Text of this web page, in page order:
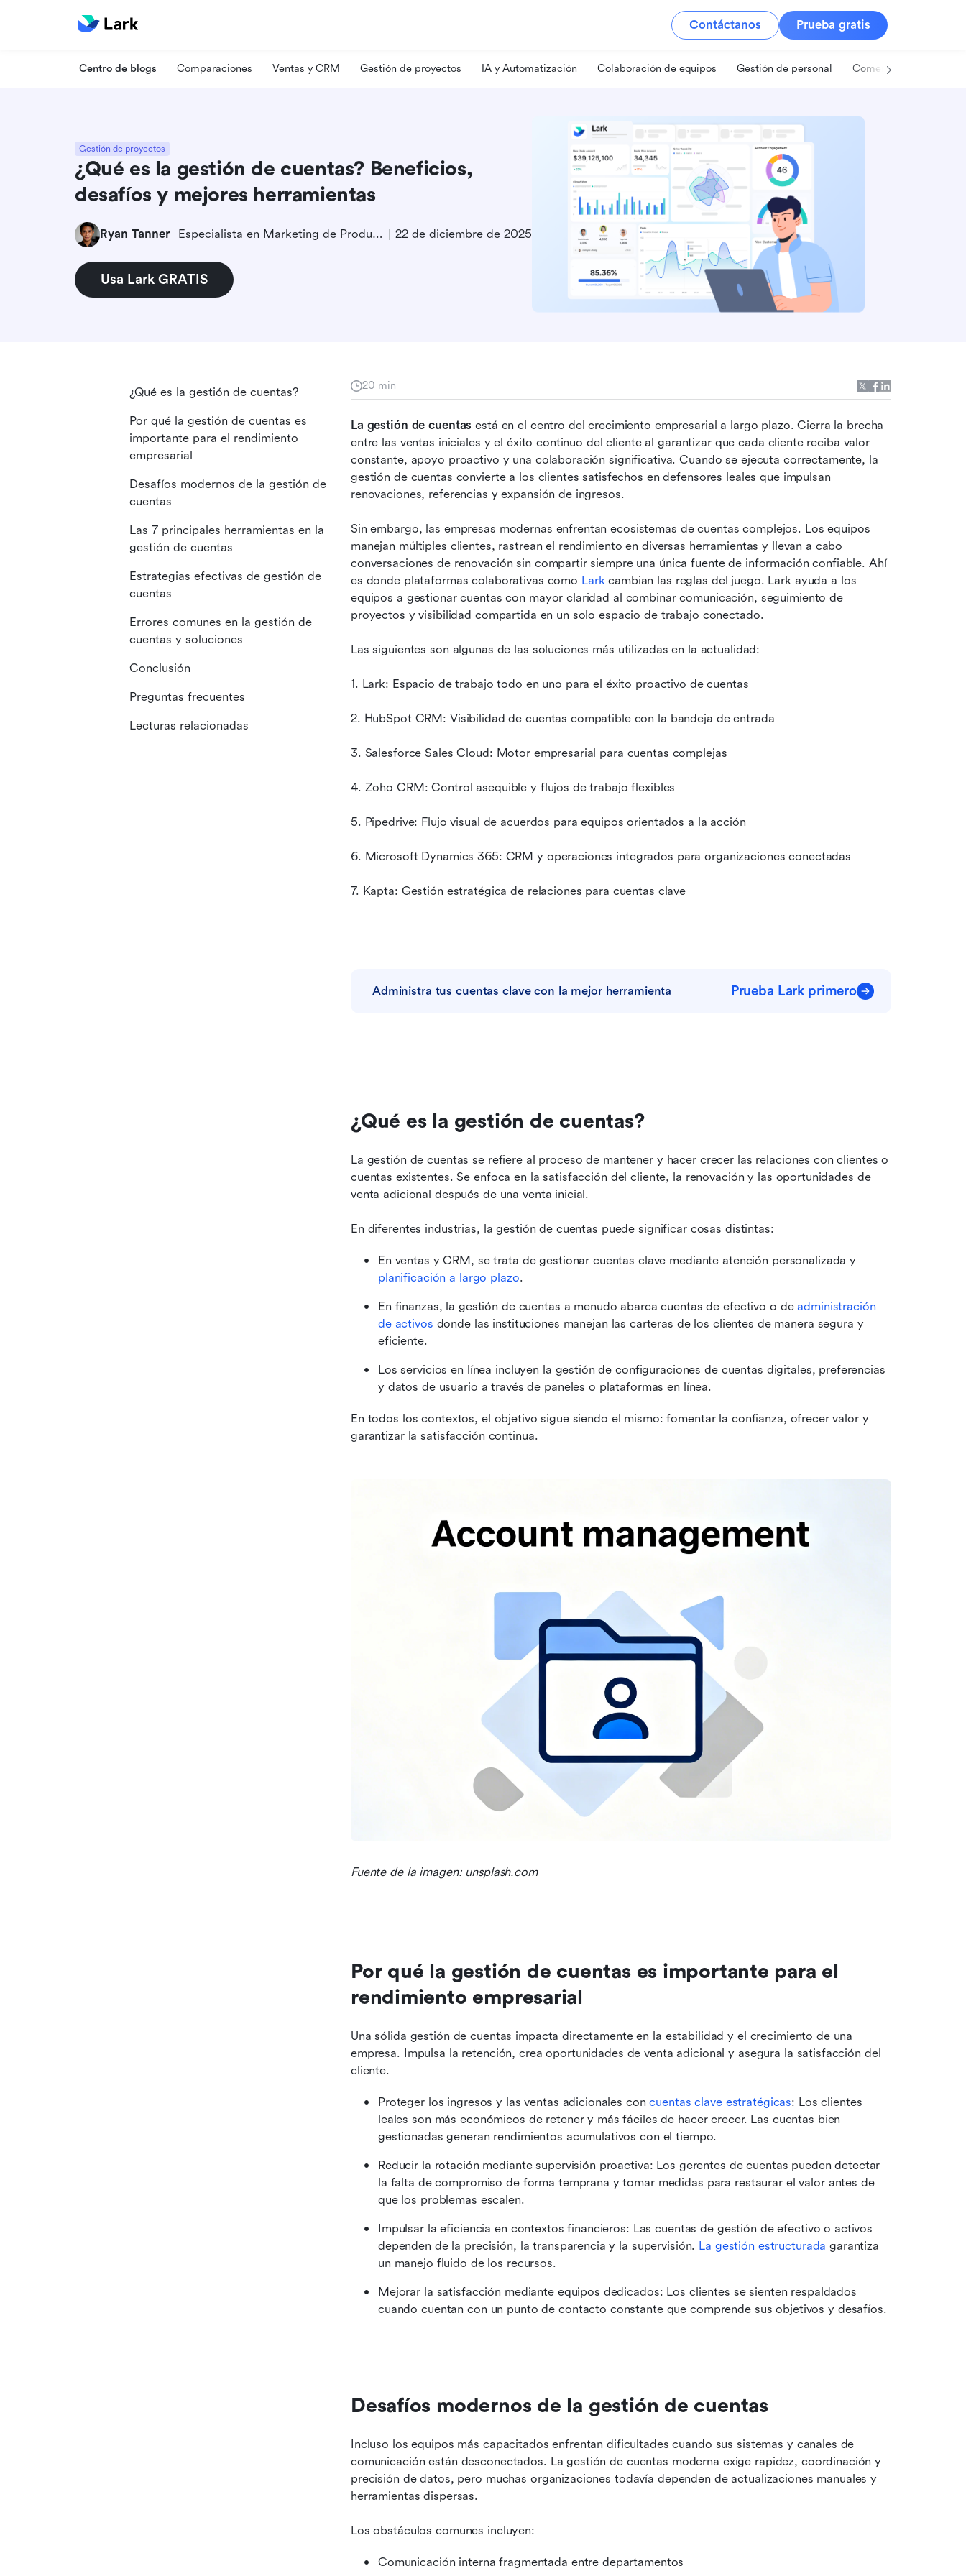
Contáctanos Prueba gratis
Centro de blogs Comparaciones Ventas y CRM Gestión de proyectos IA y Automatización Colaboración de equipos Gestión de personal Comercio minorista
Gestión de proyectos
¿Qué es la gestión de cuentas? Beneficios,
desafíos y mejores herramientas
Ryan Tanner Especialista en Marketing de Producto 22 de diciembre de 2025
Usa Lark GRATIS
20 min
La gestión de cuentas está en el centro del crecimiento empresarial a largo plazo. Cierra la brecha
entre las ventas iniciales y el éxito continuo del cliente al garantizar que cada cliente reciba valor
constante, apoyo proactivo y una colaboración significativa. Cuando se ejecuta correctamente, la
gestión de cuentas convierte a los clientes satisfechos en defensores leales que impulsan
renovaciones, referencias y expansión de ingresos.
Sin embargo, las empresas modernas enfrentan ecosistemas de cuentas complejos. Los equipos
manejan múltiples clientes, rastrean el rendimiento en diversas herramientas y llevan a cabo
conversaciones de renovación sin compartir siempre una única fuente de información confiable. Ahí
es donde plataformas colaborativas como Lark cambian las reglas del juego. Lark ayuda a los
equipos a gestionar cuentas con mayor claridad al combinar comunicación, seguimiento de
proyectos y visibilidad compartida en un solo espacio de trabajo conectado.
Las siguientes son algunas de las soluciones más utilizadas en la actualidad:
1. Lark: Espacio de trabajo todo en uno para el éxito proactivo de cuentas
2. HubSpot CRM: Visibilidad de cuentas compatible con la bandeja de entrada
3. Salesforce Sales Cloud: Motor empresarial para cuentas complejas
4. Zoho CRM: Control asequible y flujos de trabajo flexibles
5. Pipedrive: Flujo visual de acuerdos para equipos orientados a la acción
6. Microsoft Dynamics 365: CRM y operaciones integrados para organizaciones conectadas
7. Kapta: Gestión estratégica de relaciones para cuentas clave
Administra tus cuentas clave con la mejor herramienta Prueba Lark primero
¿Qué es la gestión de cuentas?
La gestión de cuentas se refiere al proceso de mantener y hacer crecer las relaciones con clientes o
cuentas existentes. Se enfoca en la satisfacción del cliente, la renovación y las oportunidades de
venta adicional después de una venta inicial.
En diferentes industrias, la gestión de cuentas puede significar cosas distintas:
planificación a largo plazo.
En finanzas, la gestión de cuentas a menudo abarca cuentas de efectivo o de administración
de activos donde las instituciones manejan las carteras de los clientes de manera segura y
eficiente.
Los servicios en línea incluyen la gestión de configuraciones de cuentas digitales, preferencias
y datos de usuario a través de paneles o plataformas en línea.
En todos los contextos, el objetivo sigue siendo el mismo: fomentar la confianza, ofrecer valor y
garantizar la satisfacción continua.
Fuente de la imagen: unsplash.com
Por qué la gestión de cuentas es importante para el
rendimiento empresarial
Una sólida gestión de cuentas impacta directamente en la estabilidad y el crecimiento de una
empresa. Impulsa la retención, crea oportunidades de venta adicional y asegura la satisfacción del
cliente.
Proteger los ingresos y las ventas adicionales con cuentas clave estratégicas: Los clientes
leales son más económicos de retener y más fáciles de hacer crecer. Las cuentas bien
gestionadas generan rendimientos acumulativos con el tiempo.
Reducir la rotación mediante supervisión proactiva: Los gerentes de cuentas pueden detectar
la falta de compromiso de forma temprana y tomar medidas para restaurar el valor antes de
que los problemas escalen.
Impulsar la eficiencia en contextos financieros: Las cuentas de gestión de efectivo o activos
dependen de la precisión, la transparencia y la supervisión. La gestión estructurada garantiza
un manejo fluido de los recursos.
Mejorar la satisfacción mediante equipos dedicados: Los clientes se sienten respaldados
cuando cuentan con un punto de contacto constante que comprende sus objetivos y desafíos.
Desafíos modernos de la gestión de cuentas
Incluso los equipos más capacitados enfrentan dificultades cuando sus sistemas y canales de
comunicación están desconectados. La gestión de cuentas moderna exige rapidez, coordinación y
precisión de datos, pero muchas organizaciones todavía dependen de actualizaciones manuales y
herramientas dispersas.
Los obstáculos comunes incluyen:
Comunicación interna fragmentada entre departamentos
¿Qué es la gestión de cuentas?
Por qué la gestión de cuentas es
importante para el rendimiento
empresarial
Desafíos modernos de la gestión de
cuentas
Las 7 principales herramientas en la
gestión de cuentas
Estrategias efectivas de gestión de
cuentas
Errores comunes en la gestión de
cuentas y soluciones
Conclusión
Preguntas frecuentes
Lecturas relacionadas